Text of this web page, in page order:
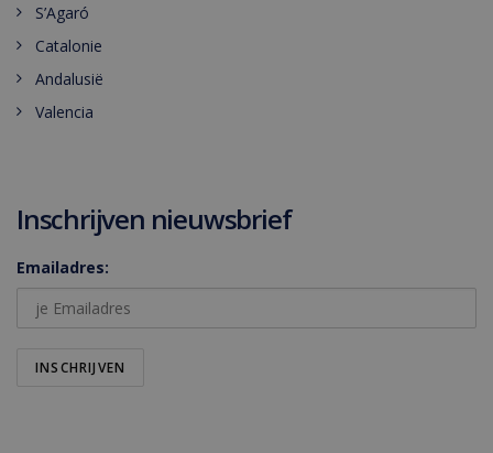
S’Agaró
Catalonie
Andalusië
Valencia
Inschrijven nieuwsbrief
Emailadres: